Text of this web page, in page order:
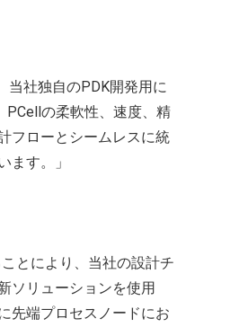
当社独自のPDK開発用に
PCellの柔軟性、速度、精
フローとシームレスに統
ます。」
とにより、当社の設計チ
ソリューションを使用
先端プロセスノードにお